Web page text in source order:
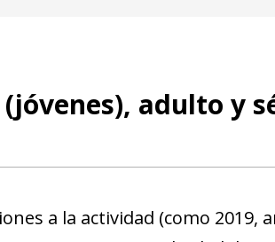
adulto y
a la actividad (como 2019,